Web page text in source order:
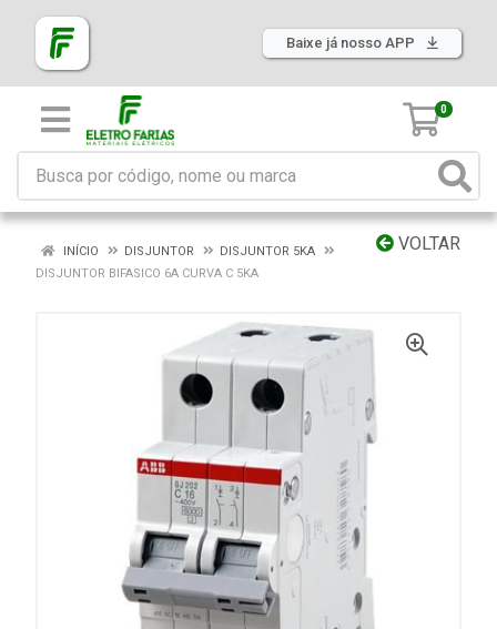
Baixe já nosso APP
0
VOLTAR
INÍCIO DISJUNTOR
DISJUNTOR 5KA
DISJUNTOR BIFASICO 6A CURVA C 5KA